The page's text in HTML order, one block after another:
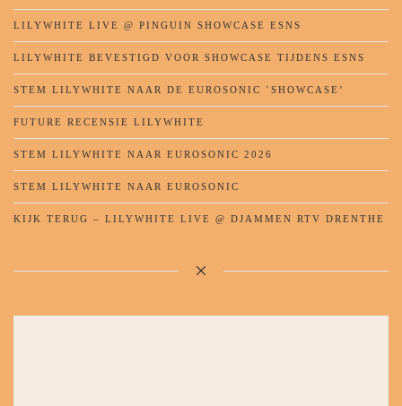
LILYWHITE LIVE @ PINGUIN SHOWCASE ESNS
LILYWHITE BEVESTIGD VOOR SHOWCASE TIJDENS ESNS
STEM LILYWHITE NAAR DE EUROSONIC `SHOWCASE’
FUTURE RECENSIE LILYWHITE
STEM LILYWHITE NAAR EUROSONIC 2026
STEM LILYWHITE NAAR EUROSONIC
KIJK TERUG – LILYWHITE LIVE @ DJAMMEN RTV DRENTHE